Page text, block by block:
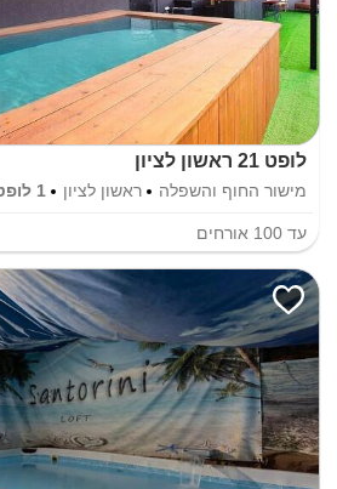
לופט 21 ראשון לציון
מישור החוף והשפלה ראשון לציון 1 לופט
עד 100 אורחים